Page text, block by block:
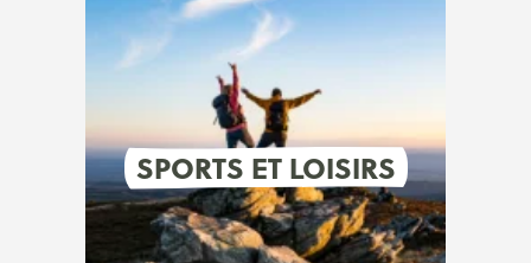
SPORTS ET LOISIRS